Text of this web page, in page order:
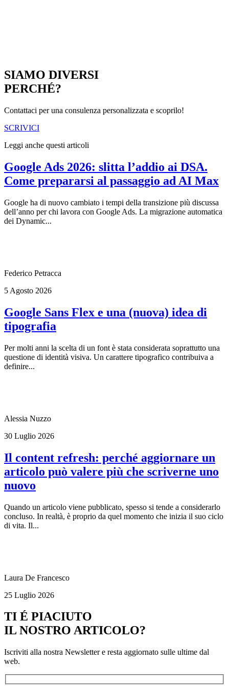
SIAMO DIVERSI
PERCHÉ?
Contattaci per una consulenza personalizzata e scoprilo!
SCRIVICI
Leggi anche questi articoli
Google Ads 2026: slitta l’addio ai DSA.
Come prepararsi al passaggio ad AI Max
Google ha di nuovo cambiato i tempi della transizione più discussa
dell’anno per chi lavora con Google Ads. La migrazione automatica
dei Dynamic...
Federico Petracca
5 Agosto 2026
Google Sans Flex e una (nuova) idea di
tipografia
Per molti anni la scelta di un font è stata considerata soprattutto una
questione di identità visiva. Un carattere tipografico contribuiva a
definire...
Alessia Nuzzo
30 Luglio 2026
Il content refresh: perché aggiornare un
articolo può valere più che scriverne uno
nuovo
Quando un articolo viene pubblicato, spesso si tende a considerarlo
concluso. In realtà, è proprio da quel momento che inizia il suo ciclo
di vita. Il...
Laura De Francesco
25 Luglio 2026
TI É PIACIUTO
IL NOSTRO ARTICOLO?
Iscriviti alla nostra Newsletter e resta aggiornato sulle ultime dal
web.